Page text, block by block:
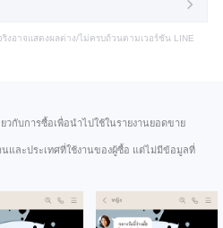
งอาจแสดงผลต่าง/ไม่ครบถ้วนตามเวอร์ชัน LINE
วกับการซื้อเพื่อนำไปใช้ในรายงานยอดขาย
และประเทศที่ใช้งานของผู้ซื้อ แต่ไม่มีข้อมูลที่